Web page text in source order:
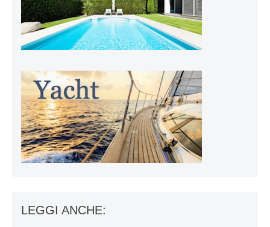
LEGGI ANCHE: